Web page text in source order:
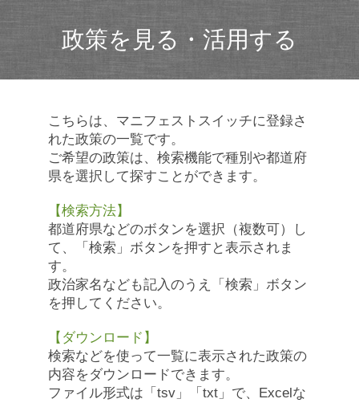
政策を見る・活用する
こちらは、マニフェストスイッチに登録さ
れた政策の一覧です。
ご希望の政策は、検索機能で種別や都道府
県を選択して探すことができます。
【検索方法】
都道府県などのボタンを選択（複数可）し
て、「検索」ボタンを押すと表示されま
す。
政治家名なども記入のうえ「検索」ボタン
を押してください。
【ダウンロード】
検索などを使って一覧に表示された政策の
内容をダウンロードできます。
ファイル形式は「tsv」「txt」で、Excelな